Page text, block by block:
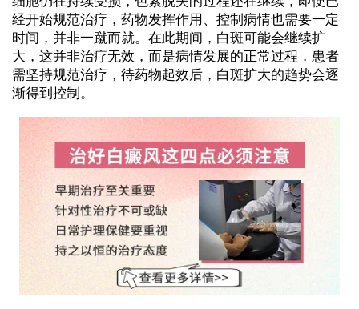
白斑扩散变大。...
经开始规范治疗，药物发挥作用、控制病情也需要一定
时间，并非一蹴而就。在此期间，白斑可能会继续扩
大，这并非治疗无效，而是病情发展的正常过程，患者
需坚持规范治疗，待药物起效后，白斑扩大的趋势会逐
渐得到控制。